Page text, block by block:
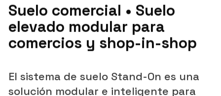
Suelo comercial • Suelo
elevado modular para
comercios y shop-in-shop
El sistema de suelo Stand-On es una
solución modular e inteligente para